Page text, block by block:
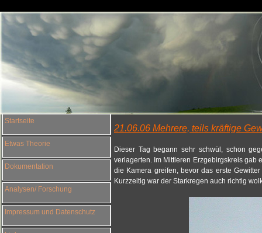
Startseite
Etwas Theorie
Dokumentation
Analysen/ Forschung
Impressum und Datenschutz
21.06.06 Mehrere, teils kräftige
Dieser Tag begann sehr schwül, schon
verlagerten. Im Mittleren Erzgebirgskreis gab
die Kamera greifen, bevor das erste
Kurzzeitig war der Starkregen auch richtig